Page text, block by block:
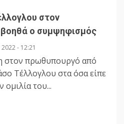
στον
ο συμψηφισμός
- 12:21
στον πρωθυπουργό από
Τέλλογλου στα όσα είπε
του...